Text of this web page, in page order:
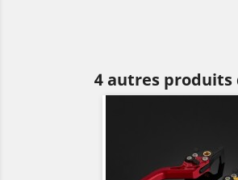
4 autres produits